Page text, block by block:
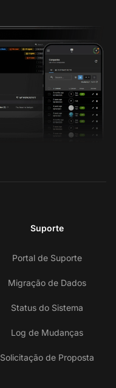
Suporte
Portal de Suporte
Migração de Dados
Status do Sistema
Log de Mudanças
Solicitação de Proposta